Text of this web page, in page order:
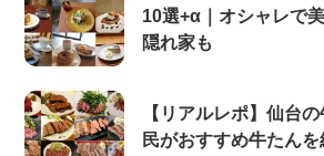
10選+α｜オシャレで
隠れ家も
【リアルレポ】仙台
民がおすすめ牛たん